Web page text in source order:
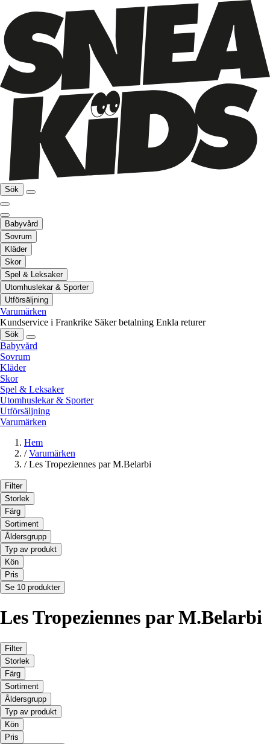
Sök
Babyvård
Sovrum
Kläder
Skor
Spel & Leksaker
Utomhuslekar & Sporter
Utförsäljning
Varumärken
Kundservice i Frankrike Säker betalning Enkla returer
Sök
Babyvård
Sovrum
Kläder
Skor
Spel & Leksaker
Utomhuslekar & Sporter
Utförsäljning
Varumärken
Hem
/ Varumärken
/ Les Tropeziennes par M.Belarbi
Filter
Storlek
Färg
Sortiment
Åldersgrupp
Typ av produkt
Kön
Pris
Se 10 produkter
Les Tropeziennes par M.Belarbi
Filter
Storlek
Färg
Sortiment
Åldersgrupp
Typ av produkt
Kön
Pris